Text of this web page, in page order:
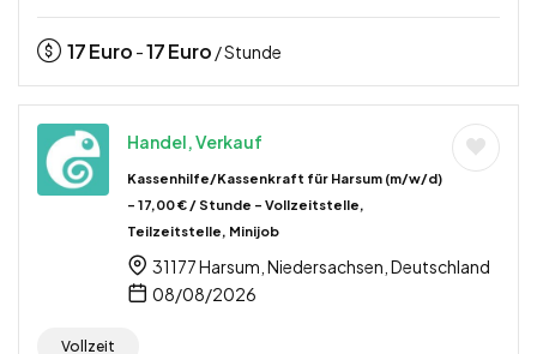
17Euro -17Euro / Stunde
Handel, Verkauf
Kassenhilfe/Kassenkraft für Harsum (m/w/d)
– 17,00 € / Stunde – Vollzeitstelle,
Teilzeitstelle, Minijob
31177 Harsum, Niedersachsen, Deutschland
08/08/2026
Vollzeit